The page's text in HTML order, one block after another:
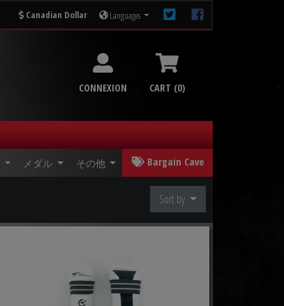
Languages
Canadian Dollar
CONNEXION CART (0)
Bargain Cave
その他
メダル
Sort by